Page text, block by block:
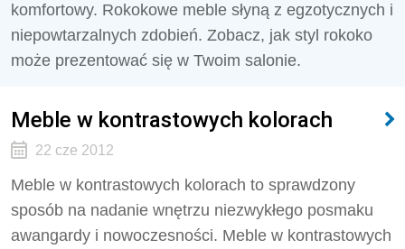
komfortowy. Rokokowe meble słyną z egzotycznych i
niepowtarzalnych zdobień. Zobacz, jak styl rokoko
może prezentować się w Twoim salonie.
Meble w kontrastowych kolorach
22 cze 2012
Meble w kontrastowych kolorach to sprawdzony
sposób na nadanie wnętrzu niezwykłego posmaku
awangardy i nowoczesności. Meble w kontrastowych